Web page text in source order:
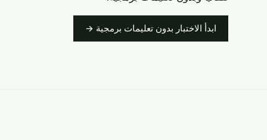
ابدأ الاختبار بدون تعليمات برمجية →